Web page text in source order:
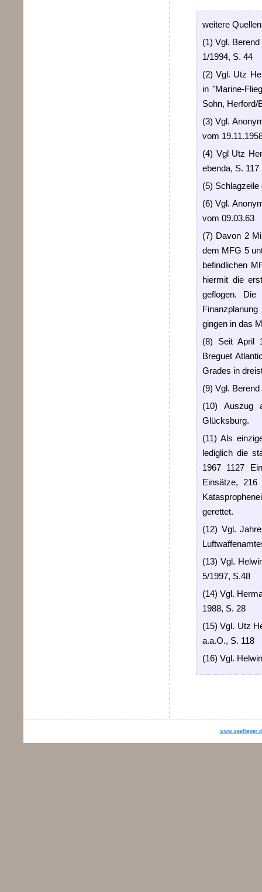
weitere
(1) Vgl.
1/1994, S. 44
(2) Vgl. Utz
in "Marine-
Sohn, Herford/
(3) Vgl.
vom
(4) Vgl Utz
ebenda, S. 117
(5)
(6) Vgl.
vom 09.03.63
(7) Davon 2
dem MFG 5
befindlichen
hiermit die
geflogen. Die
gingen in das
(8) Seit April
Breguet
Grades in
(9) Vgl.
(10) Auszug
Glücksburg.
(11) Als
lediglich die
1967 1127
Einsätze,
gerettet.
(12) Vgl.
(13) Vgl.
5/1997, S.48
(14) Vgl.
1988, S. 28
(15) Vgl. Utz
a.a.O., S. 118
(16) Vgl.